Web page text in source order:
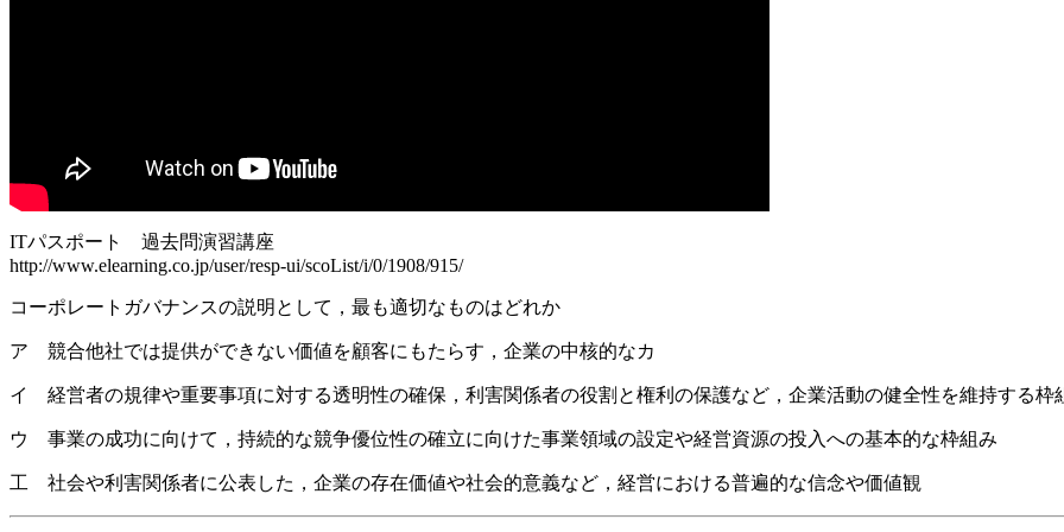
ITパスポート 過去問演習講座
http://www.elearning.co.jp/user/resp-ui/scoList/i/0/1908/915/
コーポレートガバナンスの説明として，最も適切なものはどれか
ア 競合他社では提供ができない価値を顧客にもたらす，企業の中核的なカ
イ 経営者の規律や重要事項に対する透明性の確保，利害関係者の役割と権利の保護など，企業活動の健全性を維持する枠
ウ 事業の成功に向けて，持続的な競争優位性の確立に向けた事業領域の設定や経営資源の投入への基本的な枠組み
工 社会や利害関係者に公表した，企業の存在価値や社会的意義など，経営における普遍的な信念や価値観